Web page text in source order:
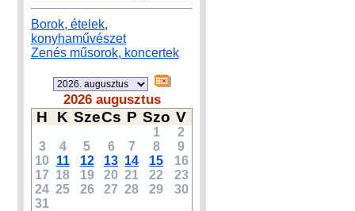
Borok, ételek,
konyhaművészet
Zenés műsorok, koncertek
2026 augusztus
H K SzeCs P Szo V
1
2
3
4 5 6 7 8
9
10
11 12 13 14 15
16
17 18 19 20 21 22
23
24 25 26 27 28 29
30
31